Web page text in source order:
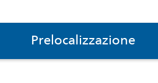
Prelocalizzazione